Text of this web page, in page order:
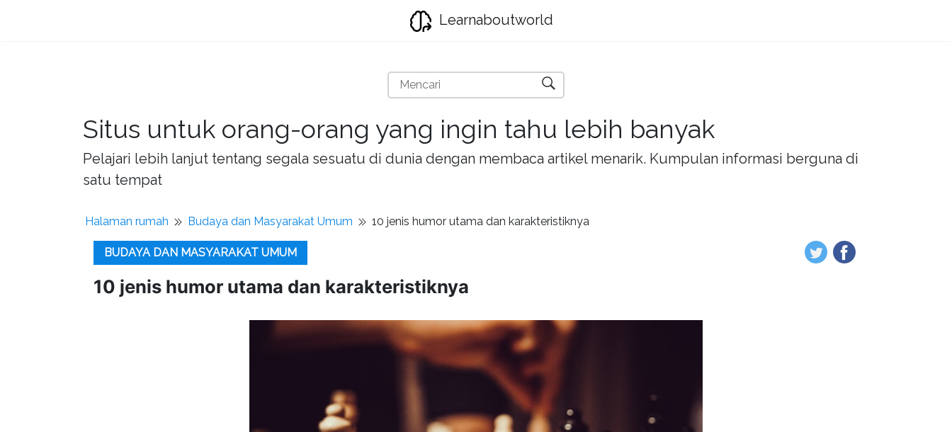
Learnaboutworld
Situs untuk orang-orang yang ingin tahu lebih banyak
Pelajari lebih lanjut tentang segala sesuatu di dunia dengan membaca artikel menarik. Kumpulan informasi berguna di
satu tempat
Halaman rumah Budaya dan Masyarakat Umum 10 jenis humor utama dan karakteristiknya
BUDAYA DAN MASYARAKAT UMUM
10 jenis humor utama dan karakteristiknya